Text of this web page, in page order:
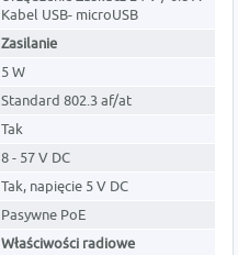
Kabel USB- microUSB
Zasilanie
5 W
Standard 802.3 af/at
Tak
8 - 57 V DC
Tak, napięcie 5 V DC
Pasywne PoE
Właściwości radiowe